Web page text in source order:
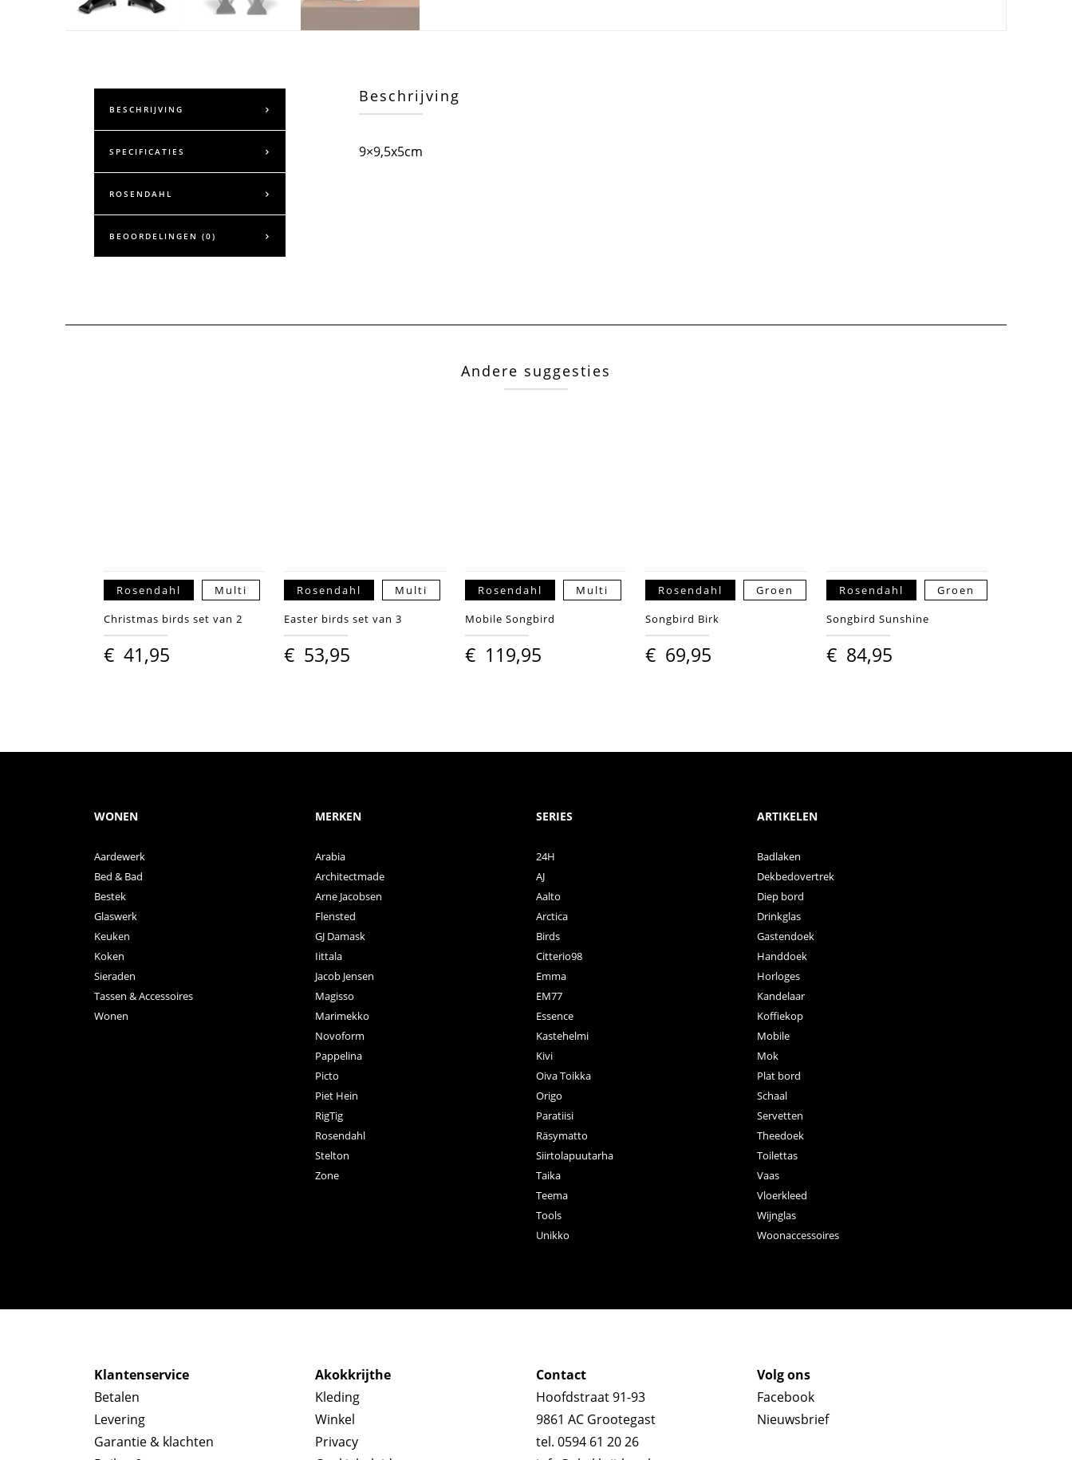
BESCHRIJVING
SPECIFICATIES
ROSENDAHL
BEOORDELINGEN (0)
Beschrijving
9×9,5x5cm
Andere suggesties
Rosendahl Multi
Christmas birds set van 2
€ 41,95
Rosendahl Multi
Easter birds set van 3
€ 53,95
Rosendahl Multi
Mobile Songbird
€ 119,95
Rosendahl Groen
Songbird Birk
€ 69,95
Rosendahl Groen
Songbird Sunshine
€ 84,95
WONEN
Aardewerk
Bed & Bad
Bestek
Glaswerk
Keuken
Koken
Sieraden
Tassen & Accessoires
Wonen
MERKEN
Arabia
Architectmade
Arne Jacobsen
Flensted
GJ Damask
Iittala
Jacob Jensen
Magisso
Marimekko
Novoform
Pappelina
Picto
Piet Hein
RigTig
Rosendahl
Stelton
Zone
SERIES
24H
AJ
Aalto
Arctica
Birds
Citterio98
Emma
EM77
Essence
Kastehelmi
Kivi
Oiva Toikka
Origo
Paratiisi
Räsymatto
Siirtolapuutarha
Taika
Teema
Tools
Unikko
ARTIKELEN
Badlaken
Dekbedovertrek
Diep bord
Drinkglas
Gastendoek
Handdoek
Horloges
Kandelaar
Koffiekop
Mobile
Mok
Plat bord
Schaal
Servetten
Theedoek
Toilettas
Vaas
Vloerkleed
Wijnglas
Woonaccessoires
Klantenservice
Betalen
Levering
Garantie & klachten
Akokkrijthe
Kleding
Winkel
Privacy
Contact
Hoofdstraat 91-93
9861 AC Grootegast
tel. 0594 61 20 26
Volg ons
Facebook
Nieuwsbrief